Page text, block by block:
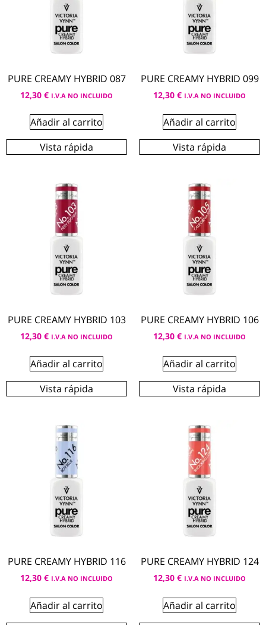
PURE CREAMY HYBRID 087
12,30 € I.V.A NO INCLUIDO
Añadir al carrito
Vista rápida
PURE CREAMY HYBRID 099
12,30 € I.V.A NO INCLUIDO
Añadir al carrito
Vista rápida
PURE CREAMY HYBRID 103
12,30 € I.V.A NO INCLUIDO
Añadir al carrito
Vista rápida
PURE CREAMY HYBRID 106
12,30 € I.V.A NO INCLUIDO
Añadir al carrito
Vista rápida
PURE CREAMY HYBRID 116
12,30 € I.V.A NO INCLUIDO
Añadir al carrito
PURE CREAMY HYBRID 124
12,30 € I.V.A NO INCLUIDO
Añadir al carrito